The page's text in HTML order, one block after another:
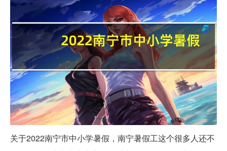
关于2022南宁市中小学暑假，南宁暑假工这个很多人还不